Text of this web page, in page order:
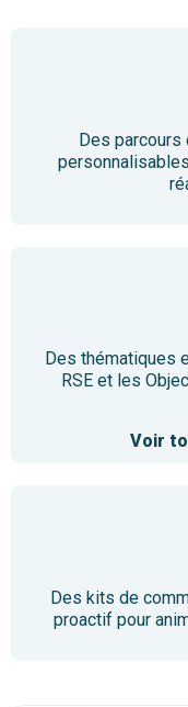
Des
Des thématiques
RSE et les
Voir
Des kits de
proactif pour